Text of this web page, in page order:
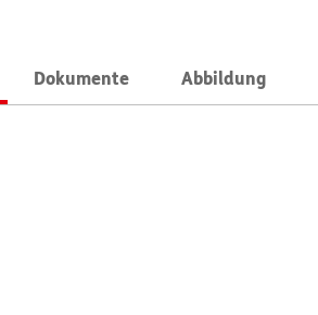
Dokumente Abbildung